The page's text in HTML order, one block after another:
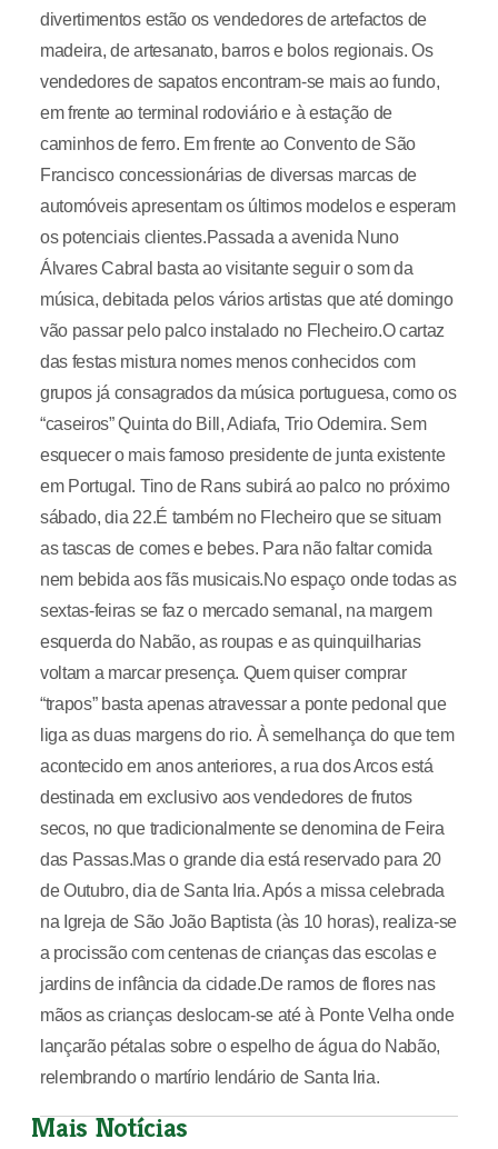
divertimentos estão os vendedores de artefactos de
madeira, de artesanato, barros e bolos regionais. Os
vendedores de sapatos encontram-se mais ao fundo,
em frente ao terminal rodoviário e à estação de
caminhos de ferro. Em frente ao Convento de São
Francisco concessionárias de diversas marcas de
automóveis apresentam os últimos modelos e esperam
os potenciais clientes.Passada a avenida Nuno
Álvares Cabral basta ao visitante seguir o som da
música, debitada pelos vários artistas que até domingo
vão passar pelo palco instalado no Flecheiro.O cartaz
das festas mistura nomes menos conhecidos com
grupos já consagrados da música portuguesa, como os
“caseiros” Quinta do Bill, Adiafa, Trio Odemira. Sem
esquecer o mais famoso presidente de junta existente
em Portugal. Tino de Rans subirá ao palco no próximo
sábado, dia 22.É também no Flecheiro que se situam
as tascas de comes e bebes. Para não faltar comida
nem bebida aos fãs musicais.No espaço onde todas as
sextas-feiras se faz o mercado semanal, na margem
esquerda do Nabão, as roupas e as quinquilharias
voltam a marcar presença. Quem quiser comprar
“trapos” basta apenas atravessar a ponte pedonal que
liga as duas margens do rio. À semelhança do que tem
acontecido em anos anteriores, a rua dos Arcos está
destinada em exclusivo aos vendedores de frutos
secos, no que tradicionalmente se denomina de Feira
das Passas.Mas o grande dia está reservado para 20
de Outubro, dia de Santa Iria. Após a missa celebrada
na Igreja de São João Baptista (às 10 horas), realiza-se
a procissão com centenas de crianças das escolas e
jardins de infância da cidade.De ramos de flores nas
mãos as crianças deslocam-se até à Ponte Velha onde
lançarão pétalas sobre o espelho de água do Nabão,
relembrando o martírio lendário de Santa Iria.
Mais Notícias